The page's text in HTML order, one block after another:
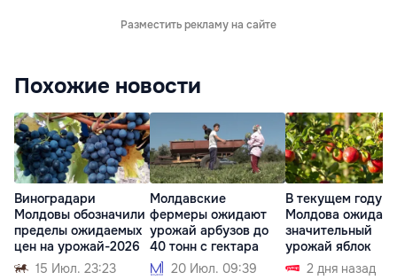
Разместить рекламу на сайте
Похожие новости
Виноградари
Молдовы обозначили
пределы ожидаемых
цен на урожай-2026
15 Июл. 23:23
Молдавские
фермеры ожидают
урожай арбузов до
40 тонн с гектара
20 Июл. 09:39
В текущем году
Молдова ожидает
значительный
урожай яблок
2 дня назад